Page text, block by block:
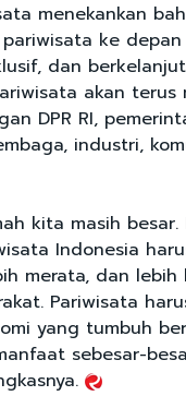
menekankan
ke
dan
akan terus
DPR RI,
industri,
kita masih besar.
Indonesia
merata, dan lebih
Pariwisata
yang tumbuh
sebesar-